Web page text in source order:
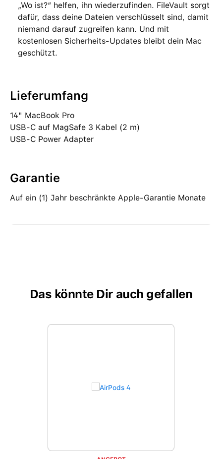
„Wo ist?“ helfen, ihn wiederzufinden. FileVault sorgt
dafür, dass deine Dateien verschlüsselt sind, damit
niemand darauf zugreifen kann. Und mit
kostenlosen Sicherheits-Updates bleibt dein Mac
geschützt.
Lieferumfang
14" MacBook Pro
USB‑C auf MagSafe 3 Kabel (2 m)
USB‑C Power Adapter
Garantie
Auf ein (1) Jahr beschränkte Apple-Garantie Monate
Das könnte Dir auch gefallen
Produktgalerie überspringen